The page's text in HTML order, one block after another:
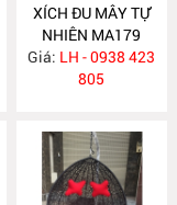
XÍCH ĐU MÂY TỰ
NHIÊN MA179
Giá: LH - 0938 423
805